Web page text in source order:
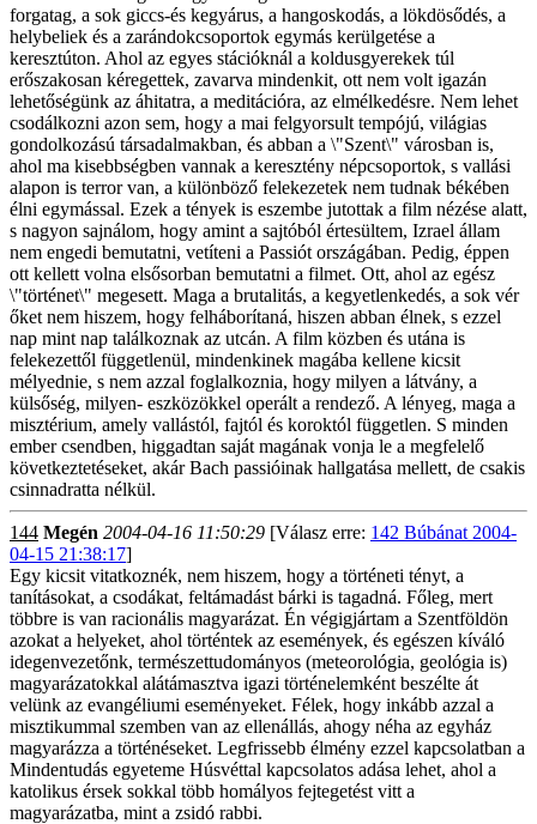
forgatag, a sok giccs-és kegyárus, a hangoskodás, a lökdösődés, a
helybeliek és a zarándokcsoportok egymás kerülgetése a
keresztúton. Ahol az egyes stációknál a koldusgyerekek túl
erőszakosan kéregettek, zavarva mindenkit, ott nem volt igazán
lehetőségünk az áhitatra, a meditációra, az elmélkedésre. Nem lehet
csodálkozni azon sem, hogy a mai felgyorsult tempójú, világias
gondolkozású társadalmakban, és abban a \"Szent\" városban is,
ahol ma kisebbségben vannak a keresztény népcsoportok, s vallási
alapon is terror van, a különböző felekezetek nem tudnak békében
élni egymással. Ezek a tények is eszembe jutottak a film nézése alatt,
s nagyon sajnálom, hogy amint a sajtóból értesültem, Izrael állam
nem engedi bemutatni, vetíteni a Passiót országában. Pedig, éppen
ott kellett volna elsősorban bemutatni a filmet. Ott, ahol az egész
\"történet\" megesett. Maga a brutalitás, a kegyetlenkedés, a sok vér
őket nem hiszem, hogy felháborítaná, hiszen abban élnek, s ezzel
nap mint nap találkoznak az utcán. A film közben és utána is
felekezettől függetlenül, mindenkinek magába kellene kicsit
mélyednie, s nem azzal foglalkoznia, hogy milyen a látvány, a
külsőség, milyen- eszközökkel operált a rendező. A lényeg, maga a
misztérium, amely vallástól, fajtól és koroktól független. S minden
ember csendben, higgadtan saját magának vonja le a megfelelő
következtetéseket, akár Bach passióinak hallgatása mellett, de csakis
csinnadratta nélkül.
144 Megén 2004-04-16 11:50:29 [Válasz erre: 142 Búbánat 2004-
04-15 21:38:17]
Egy kicsit vitatkoznék, nem hiszem, hogy a történeti tényt, a
tanításokat, a csodákat, feltámadást bárki is tagadná. Főleg, mert
többre is van racionális magyarázat. Én végigjártam a Szentföldön
azokat a helyeket, ahol történtek az események, és egészen kíváló
idegenvezetőnk, természettudományos (meteorológia, geológia is)
magyarázatokkal alátámasztva igazi történelemként beszélte át
velünk az evangéliumi eseményeket. Félek, hogy inkább azzal a
misztikummal szemben van az ellenállás, ahogy néha az egyház
magyarázza a történéseket. Legfrissebb élmény ezzel kapcsolatban a
Mindentudás egyeteme Húsvéttal kapcsolatos adása lehet, ahol a
katolikus érsek sokkal több homályos fejtegetést vitt a
magyarázatba, mint a zsidó rabbi.